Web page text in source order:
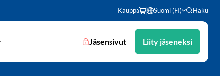
Kauppa Suomi (FI) Haku
Jäsensivut Liity jäseneksi